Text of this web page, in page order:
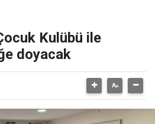
Kulübü ile
doyacak